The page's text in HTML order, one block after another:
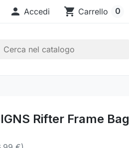
 Accedi shopping_cart Carrello 0
Rifter Frame Bag